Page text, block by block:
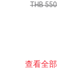
THB 550
查看全部